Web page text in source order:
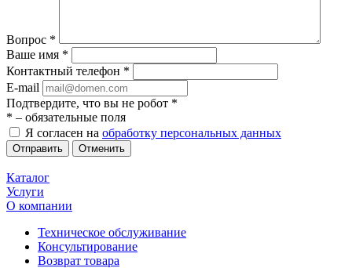
Вопрос *
Ваше имя *
Контактный телефон *
E-mail
Подтвердите, что вы не робот *
* – обязательные поля
Я согласен на обработку персональных данных
Отменить
Каталог
Услуги
О компании
Техническое обслуживание
Консультирование
Возврат товара